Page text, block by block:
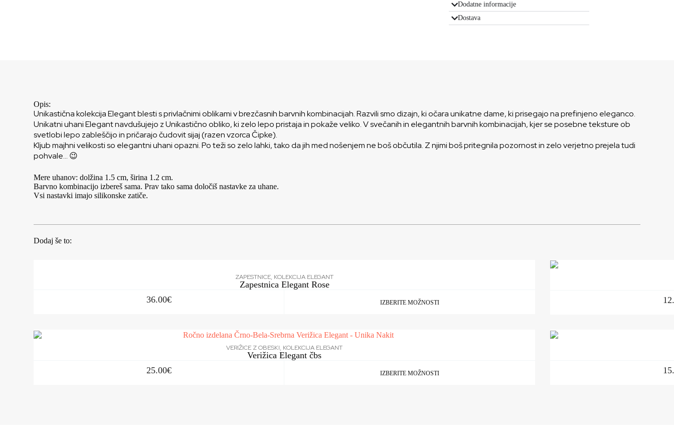
Dodatne informacije
Dostava
Opis:
Unikastična kolekcija Elegant blesti s privlačnimi oblikami v brezčasnih barvnih kombinacijah. Razvili smo dizajn, ki očara unikatne dame, ki prisegajo na prefinjeno eleganco.
Unikatni uhani Elegant navdušujejo z Unikastično obliko, ki zelo lepo pristaja in pokaže veliko. V svečanih in elegantnih barvnih kombinacijah, kjer se posebne teksture ob
svetlobi lepo zableščijo in pričarajo čudovit sijaj (razen vzorca Čipke).
Kljub majhni velikosti so elegantni uhani opazni. Po teži so zelo lahki, tako da jih med nošenjem ne boš občutila. Z njimi boš pritegnila pozornost in zelo verjetno prejela tudi
pohvale… 😉
Mere uhanov: dolžina 1.5 cm, širina 1.2 cm.
Barvno kombinacijo izbereš sama. Prav tako sama določiš nastavke za uhane.
Vsi nastavki imajo silikonske zatiče.
Dodaj še to:
ZAPESTNICE, KOLEKCIJA ELEGANT
Zapestnica Elegant Rose
36.00€ IZBERITE MOŽNOSTI
VERIŽICE Z OBESKI, KOLEKCIJA ELEGANT
Verižica Elegant čbs
25.00€ IZBERITE MOŽNOSTI